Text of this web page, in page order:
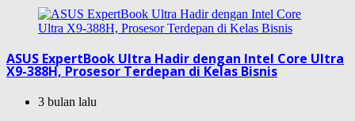
ASUS ExpertBook Ultra Hadir dengan Intel Core Ultra
X9-388H, Prosesor Terdepan di Kelas Bisnis
3 bulan lalu